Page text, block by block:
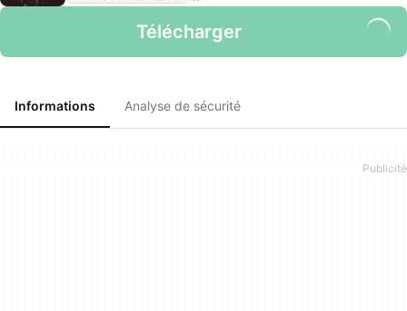
Télécharger
Informations Analyse de sécurité